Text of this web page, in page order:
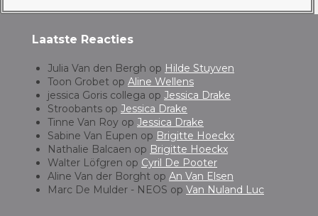
Laatste Reacties
Julia Van den Bergh op Hilde Stuyven
Toon Grobet op Aline Wellens
jessica Goris collega op Jessica Drake
Stroobants op Jessica Drake
Tinne Van Roy op Jessica Drake
Sabine Van Eupen op Brigitte Hoeckx
Nathalie Balcaen op Brigitte Hoeckx
Walter Löfgren op Cyril De Pooter
Aline Van der Borght op An Van Elsen
Marc De Mulder - NEOS op Van Nuland Luc